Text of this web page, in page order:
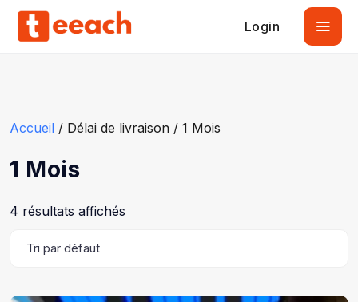
Login
Accueil / Délai de livraison / 1 Mois
1 Mois
4 résultats affichés